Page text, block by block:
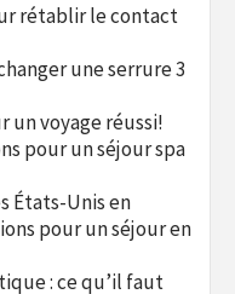
rétablir le contact
une serrure 3
un voyage réussi!
pour un séjour spa
États-Unis en
pour un séjour en
: ce qu’il faut